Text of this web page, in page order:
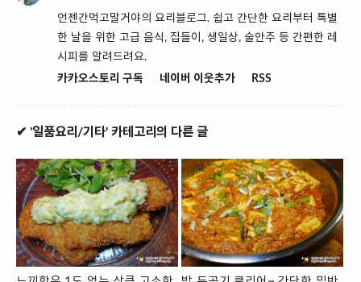
언젠간먹고말거야의 요리블로그. 쉽고 간단한 요리부터 특별
한 날을 위한 고급 음식, 집들이, 생일상, 술안주 등 간편한 레
시피를 알려드려요.
카카오스토리 구독
네이버 이웃추가 RSS
✔ '일품요리/기타' 카테고리의 다른 글